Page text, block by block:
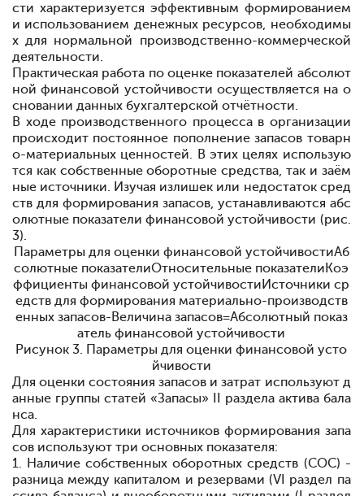
сти характеризуется эффективным формированием
и использованием денежных ресурсов, необходимы
х для нормальной производственно-коммерческой
деятельности.
Практическая работа по оценке показателей абсолют
ной финансовой устойчивости осуществляется на о
сновании данных бухгалтерской отчётности.
В ходе производственного процесса в организации
происходит постоянное пополнениезапасов товарн
о-материальных ценностей. В этих целях использую
тся как собственныеоборотныесредства, так и заём
ные источники. Изучая излишек или недостаток сред
ств для формирования запасов, устанавливаются абс
олютные показателифинансовойустойчивости (рис.
3).
Параметры для оценки финансовой устойчивостиАб
солютные показателиОтносительные показателиКоэ
ффициенты финансовой устойчивостиИсточники ср
едств для формирования материально-производств
енных запасов-Величина запасов=Абсолютный показ
атель финансовой устойчивости
Рисунок 3. Параметры для оценки финансовой усто
йчивости
Для оценкисостояниязапасов изатрат используют д
анные группы статей «Запасы» II раздела актива бала
нса.
Для характеристики источников формирования запа
сов используют три основных показателя:
1. Наличиесобственныхоборотныхсредств (СОС) -
разница между капиталом и резервами (VI раздел па